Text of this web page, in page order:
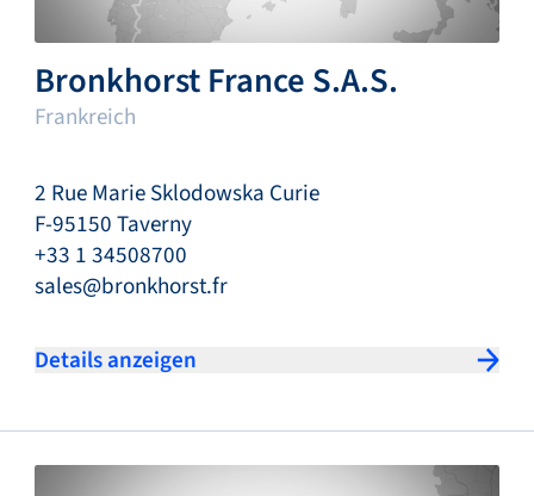
Bronkhorst France S.A.S.
Frankreich
2 Rue Marie Sklodowska Curie
F-95150 Taverny
+33 1 34508700
sales@bronkhorst.fr
Details anzeigen